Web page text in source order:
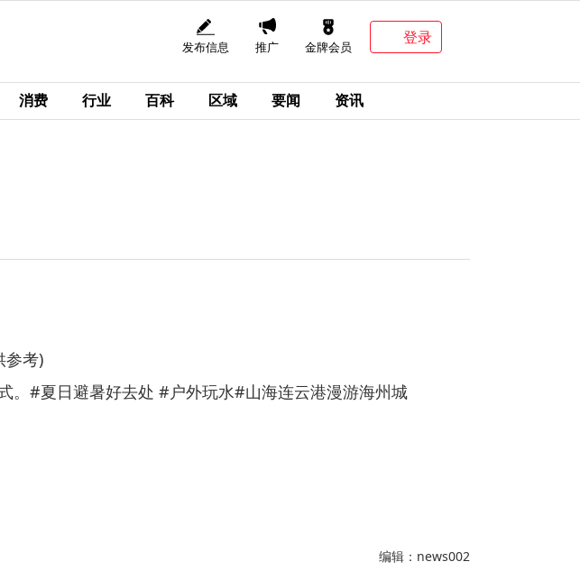
发布信息 推广 金牌会员
登录
消费 行业 百科 区域 要闻 资讯
参考)
。#夏日避暑好去处 #户外玩水#山海连云港漫游海州城
编辑：news002